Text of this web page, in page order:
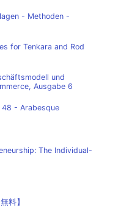
- Methoden -
for Tenkara and Rod
und
Ausgabe 6
48 - Arabesque
The Individual-
料】